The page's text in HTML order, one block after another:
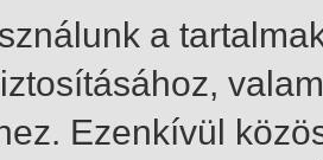
a
Ezenkívül